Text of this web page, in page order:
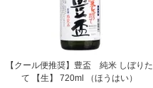
【クール便推奨】豊盃 純米 しぼりた
て 【生】 720ml （ほうはい）